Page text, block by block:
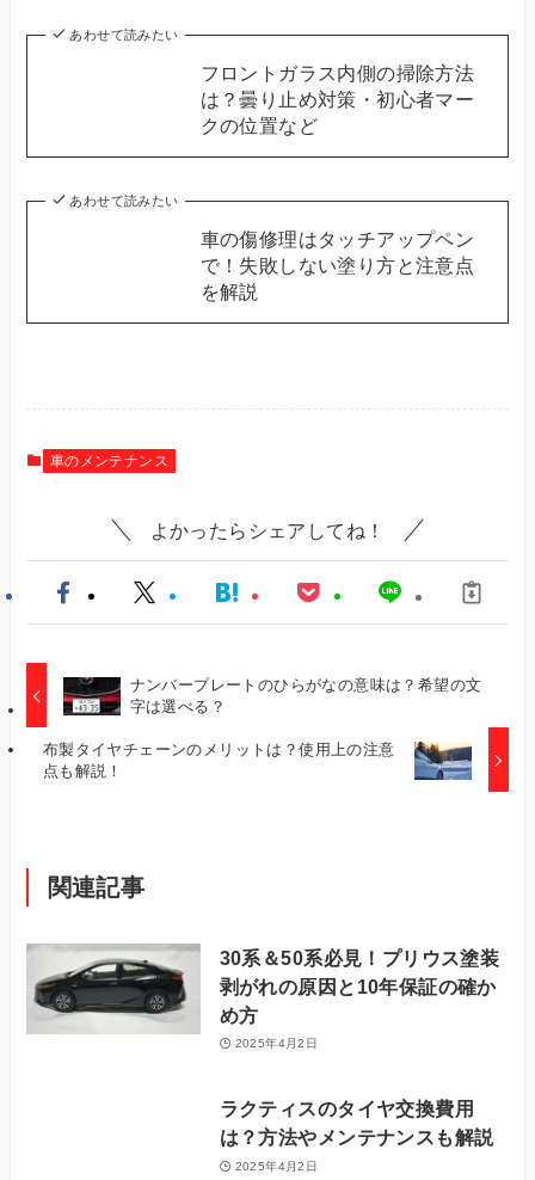
あわせて読みたい
フロントガラス内側の掃除方法
は？曇り止め対策・初心者マー
クの位置など
あわせて読みたい
車の傷修理はタッチアップペン
で！失敗しない塗り方と注意点
を解説
車のメンテナンス
よかったらシェアしてね！
ナンバープレートのひらがなの意味は？希望の文
字は選べる？
布製タイヤチェーンのメリットは？使用上の注意
点も解説！
関連記事
30系＆50系必見！プリウス塗装
剥がれの原因と10年保証の確か
め方
2025年4月2日
ラクティスのタイヤ交換費用
は？方法やメンテナンスも解説
2025年4月2日